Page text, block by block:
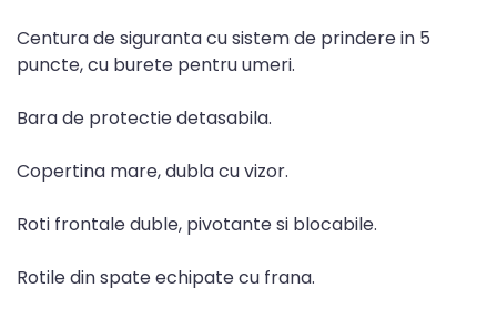
Centura de siguranta cu sistem de prindere in 5
puncte, cu burete pentru umeri.
Bara de protectie detasabila.
Copertina mare, dubla cu vizor.
Roti frontale duble, pivotante si blocabile.
Rotile din spate echipate cu frana.